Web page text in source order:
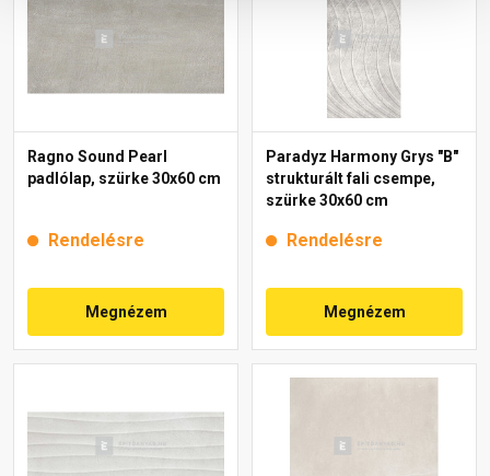
Ragno Sound Pearl
padlólap, szürke 30x60 cm
Rendelésre
Megnézem
Paradyz Harmony Grys "B"
strukturált fali csempe,
szürke 30x60 cm
Rendelésre
Megnézem